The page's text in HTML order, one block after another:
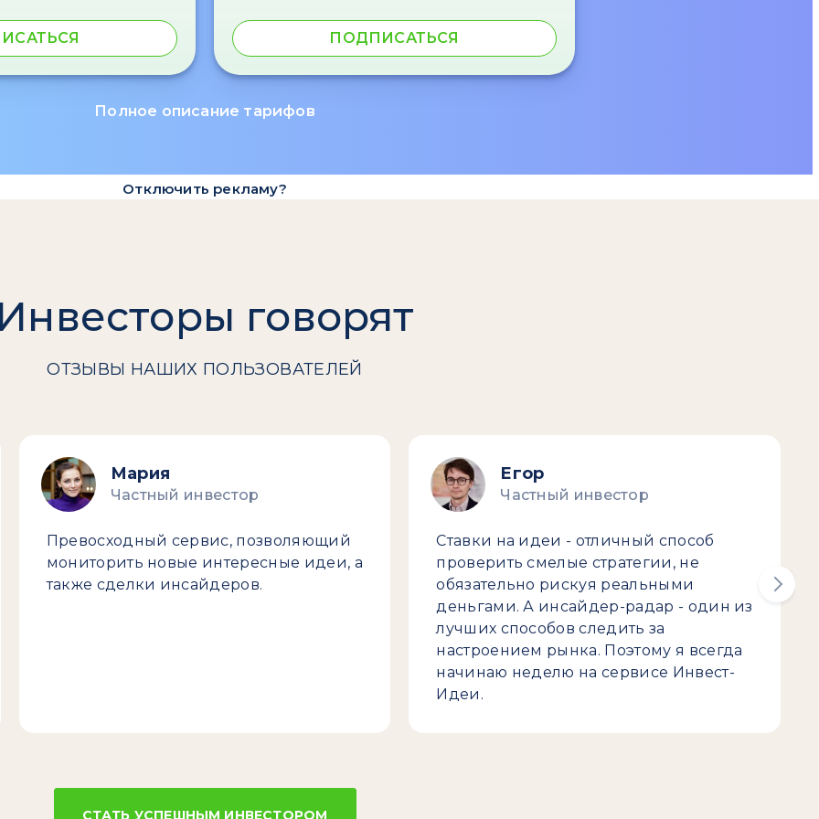
ПОДПИСАТЬСЯ
Полное описание тарифов
Отключить рекламу?
говорят
ОТЗЫВЫ НАШИХ ПОЛЬЗОВАТЕЛЕЙ
Мария
Частный инвестор
Превосходный сервис, позволяющий
мониторить новые интересные идеи, а
также сделки инсайдеров.
Егор
Частный инвестор
Ставки на идеи - отличный способ
проверить смелые стратегии, не
обязательно рискуя реальными
деньгами. А инсайдер-радар - один из
лучших способов следить за
настроением рынка. Поэтому я всегда
начинаю неделю на сервисе Инвест-
Идеи.
СТАТЬ УСПЕШНЫМ ИНВЕСТОРОМ